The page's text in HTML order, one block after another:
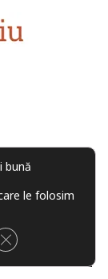
bună
le folosim
CLOSE GDPR